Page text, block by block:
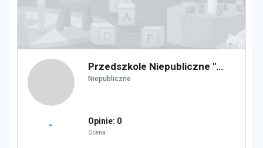
Przedszkole Niepubliczne "Jagódka"
Niepubliczne
- Opinie: 0
Ocena